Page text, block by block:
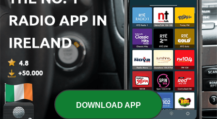
W stylu Krychowiaka The Anfield Wrap
DOWNLOAD APP